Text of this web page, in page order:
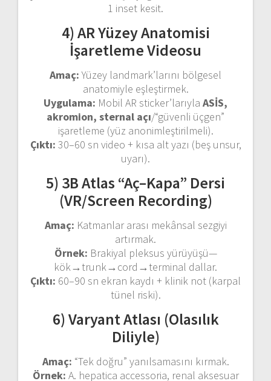
1 inset kesit.
4) AR Yüzey Anatomisi
İşaretleme Videosu
Amaç:Yüzey landmark’larını bölgesel
anatomiyle eşleştirmek.
Uygulama: Mobil AR sticker’larıyla ASİS,
akromion, sternal açı/“güvenli üçgen”
işaretleme (yüz anonimleştirilmeli).
Çıktı: 30–60 sn video + kısa alt yazı (beş unsur,
uyarı).
5) 3B Atlas “Aç–Kapa” Dersi
(VR/Screen Recording)
Amaç: Katmanlar arası mekânsal sezgiyi
artırmak.
Örnek: Brakiyal pleksus yürüyüşü—
kök→trunk→cord→terminal dallar.
Çıktı: 60–90 sn ekran kaydı + klinik not (karpal
tünel riski).
6) Varyant Atlası (Olasılık
Diliyle)
Amaç: “Tek doğru” yanılsamasını kırmak.
Örnek: A. hepatica accessoria, renal aksesuar